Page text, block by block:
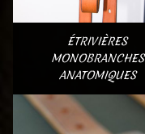
ÉTRIVIÈRES
MONOBRANCHES
ANATOMIQUES